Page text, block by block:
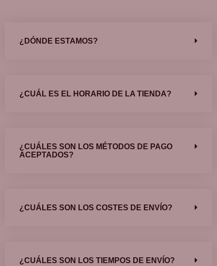
¿DÓNDE ESTAMOS?
¿CUÁL ES EL HORARIO DE LA TIENDA?
¿CUÁLES SON LOS MÉTODOS DE PAGO
ACEPTADOS?
¿CUÁLES SON LOS COSTES DE ENVÍO?
¿CUÁLES SON LOS TIEMPOS DE ENVÍO?